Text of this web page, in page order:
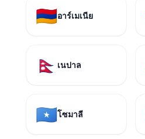
🇦🇲อาร์เมเนีย
🇳🇵 เนปาล
🇸🇴โซมาลี